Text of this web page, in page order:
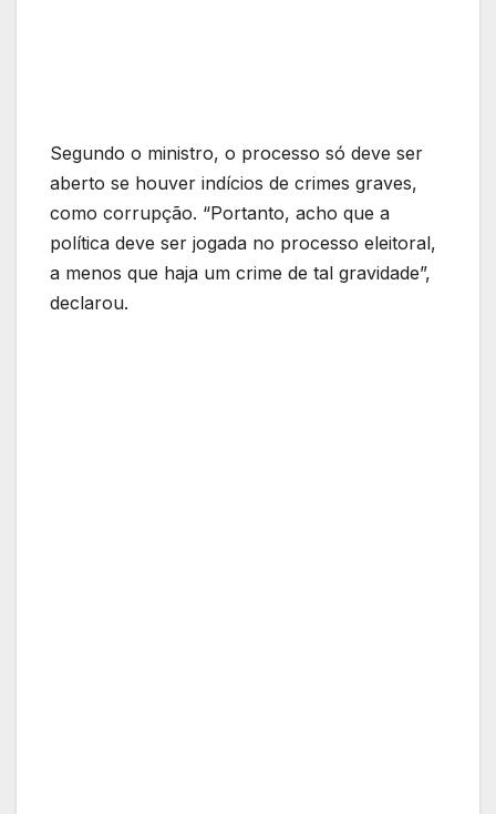
Segundo o ministro, o processo só deve ser
aberto se houver indícios de crimes graves,
como corrupção. “Portanto, acho que a
política deve ser jogada no processo eleitoral,
a menos que haja um crime de tal gravidade”,
declarou.